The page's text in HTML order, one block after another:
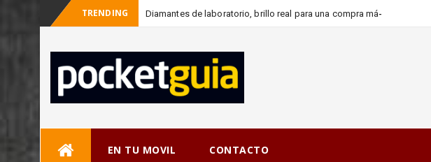
TRENDING Diamantes de laboratorio, brillo real para una compra más informada y